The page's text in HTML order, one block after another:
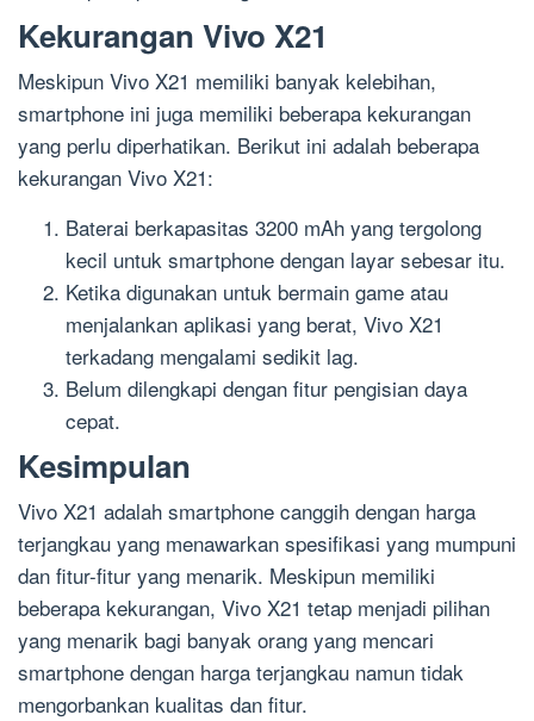
Kekurangan Vivo X21
Meskipun Vivo X21 memiliki banyak kelebihan,
smartphone ini juga memiliki beberapa kekurangan
yang perlu diperhatikan. Berikut ini adalah beberapa
kekurangan Vivo X21:
Baterai berkapasitas 3200 mAh yang tergolong
kecil untuk smartphone dengan layar sebesar itu.
Ketika digunakan untuk bermain game atau
menjalankan aplikasi yang berat, Vivo X21
terkadang mengalami sedikit lag.
Belum dilengkapi dengan fitur pengisian daya
cepat.
Kesimpulan
Vivo X21 adalah smartphone canggih dengan harga
terjangkau yang menawarkan spesifikasi yang mumpuni
dan fitur-fitur yang menarik. Meskipun memiliki
beberapa kekurangan, Vivo X21 tetap menjadi pilihan
yang menarik bagi banyak orang yang mencari
smartphone dengan harga terjangkau namun tidak
mengorbankan kualitas dan fitur.